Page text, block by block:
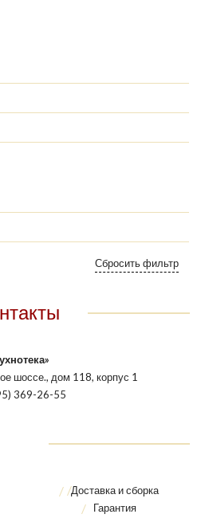
шоссе., дом 118, корпус 1
369-26-55
Доставка и сборка
Гарантия